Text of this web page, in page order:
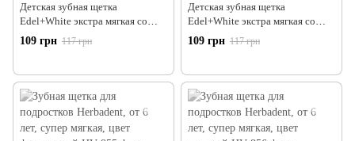
Детская зубная щетка
Edel+White экстра мягкая со
щетиной Konex® (ew-K2D),
розовая
109 грн 117 грн
Детская зубная щетка
Edel+White экстра мягкая со
щетиной Konex® (ew-K2D),
желтая
109 грн 117 грн